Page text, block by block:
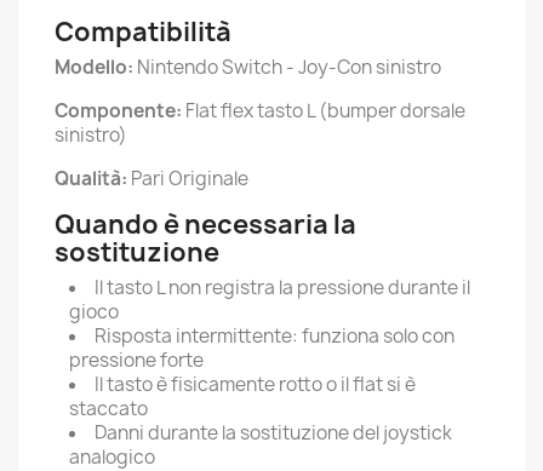
Compatibilità
Modello: Nintendo Switch - Joy-Con sinistro
Componente: Flat flex tasto L (bumper dorsale
sinistro)
Qualità: Pari Originale
Quando è necessaria la
sostituzione
Il tasto L non registra la pressione durante il
gioco
Risposta intermittente: funziona solo con
pressione forte
Il tasto è fisicamente rotto o il flat si è
staccato
Danni durante la sostituzione del joystick
analogico